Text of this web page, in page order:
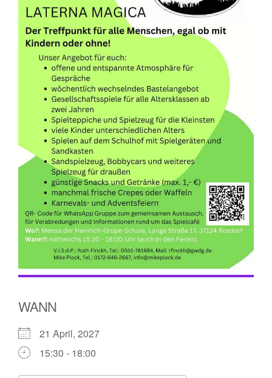
WANN
21 April, 2027
15:30 - 18:00